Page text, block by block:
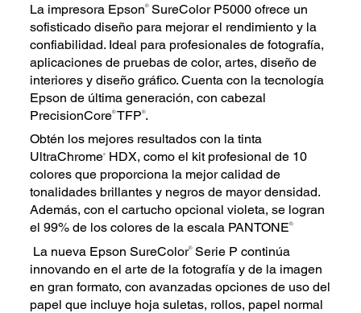
La impresora Epson®SureColor P5000 ofrece un
sofisticado diseño para mejorar el rendimiento y la
confiabilidad. Ideal para profesionales de fotografía,
aplicaciones de pruebas de color, artes, diseño de
interiores y diseño gráfico. Cuenta con la tecnología
Epson de última generación, con cabezal
PrecisionCore®TFP®.
Obtén los mejores resultados con la tinta
UltraChrome HDX, como el kit profesional de 10
colores que proporciona la mejor calidad de
tonalidades brillantes y negros de mayor densidad.
Además, con el cartucho opcional violeta, se logran
el 99% de los colores de la escala PANTONE®.
La nueva Epson SureColor®Serie P continúa
innovando en el arte de la fotografía y de la imagen
en gran formato, con avanzadas opciones de uso del
papel que incluye hoja suletas, rollos, papel normal